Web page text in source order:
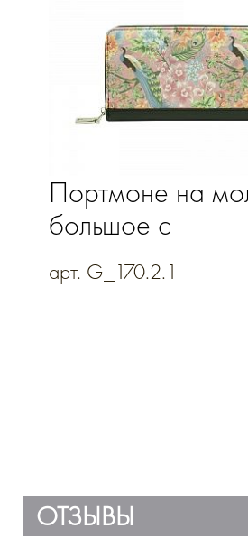
Портмоне на
большое с
полноцветной
из натуральной
арт. G_170.2.1
ОТЗЫВЫ